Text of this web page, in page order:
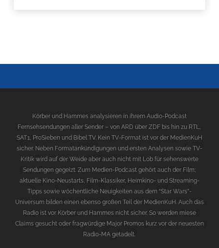
Körber und Hammes analysieren in ihrem Audio-Podcast
Fernsehsendungen aller Sender – von ARD über ZDF bis hin zu RTL,
SAT.1, ProSieben und Bibel TV. Kein TV-Format ist vor der MedienKuH
sicher. Neben Formatankündigungen und ersten Analysen sowie TV-
Kritik wird auf der Weide aber auch nicht mit Lob für sehenswerte
Sendungen gegeizt. Zum Medien-Podcast gehört auch der Film;
aktuelle Kino-Neustarts, Film-Klassiker, Heimkino- und Streaming-
Tipps sowie wöchentliche Neuigkeiten aus dem “Star Wars”-
Universum bilden einen ebenso großen Teil der MedienKuH. Auch das
Radio ist vor Körber und Hammes nicht sicher. So werden miese
Claims gesucht oder fragwürdige Major Promos kurz vor der neuesten
Radio-MA getadelt.